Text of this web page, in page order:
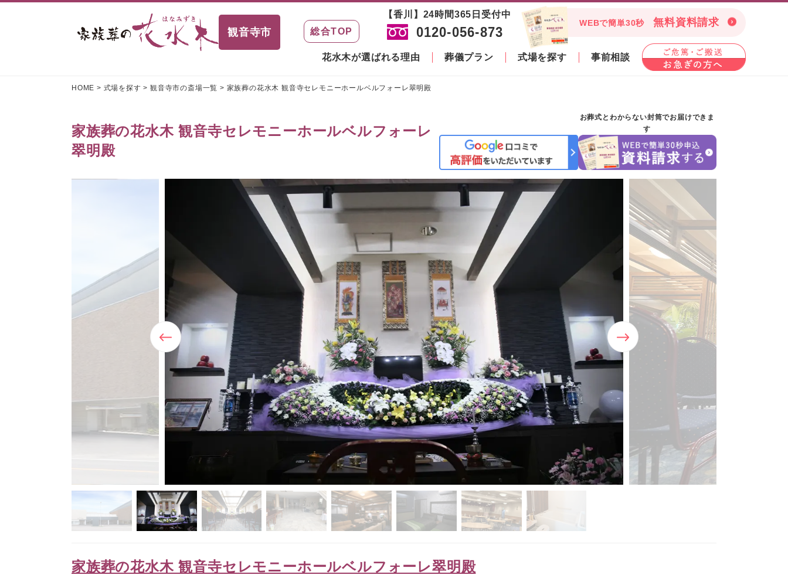
観音寺市 総合TOP
【香川】24時間365日受付中
0120-056-873
WEBで簡単30秒 無料資料請求
花水木が選ばれる理由 葬儀プラン 式場を探す 事前相談
HOME > 式場を探す >観音寺市の斎場一覧 > 家族葬の花水木 観音寺セレモニーホールベルフォーレ翠明殿
家族葬の花水木 観音寺セレモニーホールベルフォーレ
翠明殿
お葬式とわからない封筒でお届けできま
す
家族葬の花水木 観音寺セレモニーホールベルフォーレ翠明殿